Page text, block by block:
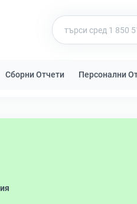
Сборни Отчети Персонални